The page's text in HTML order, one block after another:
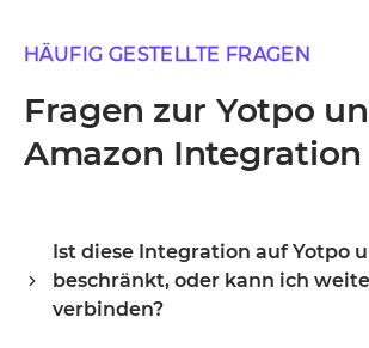
HÄUFIG GESTELLTE FRAGEN
Fragen zur Yotpo
Amazon Integration
Ist diese Integration auf Yotpo
beschränkt, oder kann ich
verbinden?